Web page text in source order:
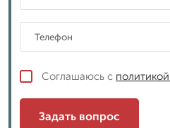
Соглашаюсь с
Задать вопрос